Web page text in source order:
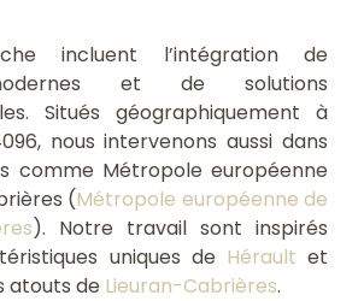
incluent l’intégration de
et de solutions
Situés géographiquement à
nous intervenons aussi dans
comme Métropole européenne
(Métropole européenne de
). Notre travail sont inspirés
uniques de Hérault et
atouts de Lieuran-Cabrières.